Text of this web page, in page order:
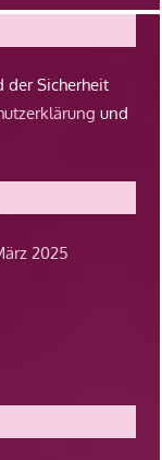
der Sicherheit
und
2025